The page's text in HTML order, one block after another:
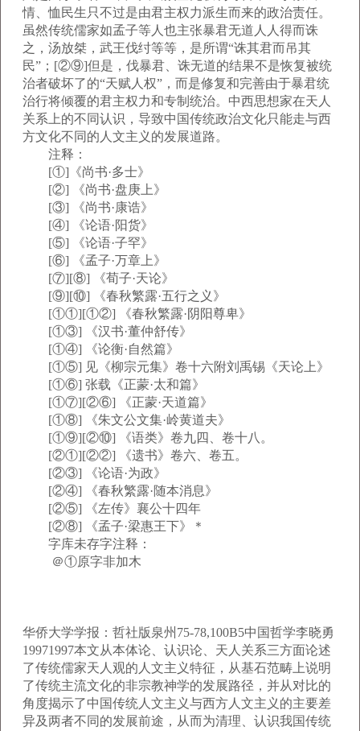
情、恤民生只不过是由君主权力派生而来的政治责任。
虽然传统儒家如孟子等人也主张暴君无道人人得而诛
之，汤放桀，武王伐纣等等，是所谓“诛其君而吊其
民”；[②⑨]但是，伐暴君、诛无道的结果不是恢复被统
治者破坏了的“天赋人权”，而是修复和完善由于暴君统
治行将倾覆的君主权力和专制统治。中西思想家在天人
关系上的不同认识，导致中国传统政治文化只能走与西
方文化不同的人文主义的发展道路。
注释：
[①]《尚书·多士》
[②] 《尚书·盘庚上》
[③] 《尚书·康诰》
[④] 《论语·阳货》
[⑤] 《论语·子罕》
[⑥] 《孟子·万章上》
[⑦][⑧] 《荀子·天论》
[⑨][⑩] 《春秋繁露·五行之义》
[①①][①②] 《春秋繁露·阴阳尊卑》
[①③] 《汉书·董仲舒传》
[①④] 《论衡·自然篇》
[①⑤] 见《柳宗元集》卷十六附刘禹锡《天论上》
[①⑥] 张载《正蒙·太和篇》
[①⑦][②⑥] 《正蒙·天道篇》
[①⑧] 《朱文公文集·岭黄道夫》
[①⑨][②⑩] 《语类》卷九四、卷十八。
[②①][②②] 《遗书》卷六、卷五。
[②③] 《论语·为政》
[②④] 《春秋繁露·随本消息》
[②⑤] 《左传》襄公十四年
[②⑧] 《孟子·梁惠王下》＊
字库未存字注释：
＠①原字非加木
华侨大学学报：哲社版泉州75-78,100B5中国哲学李晓勇
19971997本文从本体论、认识论、天人关系三方面论述
了传统儒家天人观的人文主义特征，从基石范畴上说明
了传统主流文化的非宗教神学的发展路径，并从对比的
角度揭示了中国传统人文主义与西方人文主义的主要差
异及两者不同的发展前途，从而为清理、认识我国传统